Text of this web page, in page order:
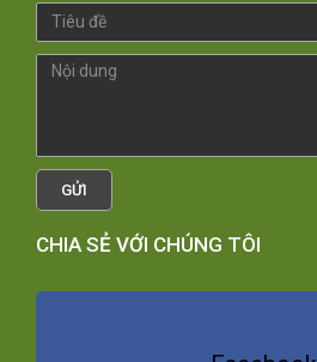
GỬI
CHIA SẺ VỚI CHÚNG TÔI